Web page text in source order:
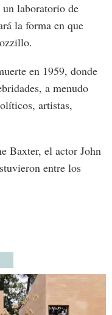
laboratorio de
la forma en que
en 1959, donde
a menudo
artistas,
Baxter, el actor John
entre los